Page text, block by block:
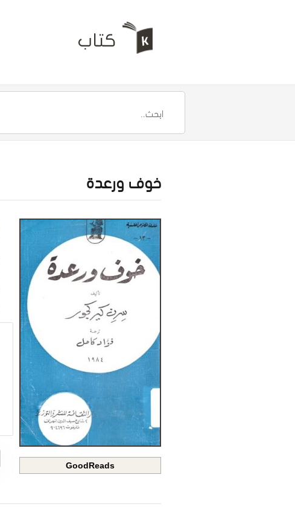
خوف ورعدة
GoodReads